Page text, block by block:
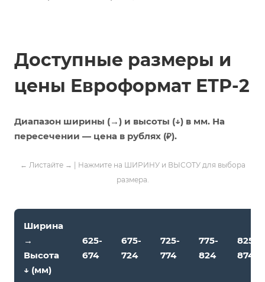
Доступные размеры и
цены Евроформат ЕТР-2
Диапазон ширины (→) и высоты (↓) в мм. На
пересечении — цена в рублях (₽).
← Листайте → | Нажмите на ШИРИНУ и ВЫСОТУ для выбора
размера.
Ширина
→
Высота
↓ (мм)
625-
674
675-
724
725-
774
775-
824
825-
874